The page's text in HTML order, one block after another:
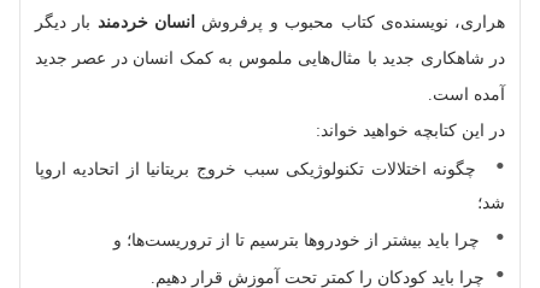
هراری، نویسنده‌ی کتاب محبوب و پرفروش
انسان خردمند بار دیگر
در شاهکاری جدید با مثال‌هایی ملموس به کمک انسان در عصر جدید
آمده است.
در این کتابچه خواهید خواند:
چگونه اختلالات تکنولوژیکی سبب خروج بریتانیا از اتحادیه اروپا
شد؛
چرا باید بیشتر از خودروها بترسیم تا از تروریست‌ها؛ و
چرا باید کودکان را کمتر تحت آموزش قرار دهیم.